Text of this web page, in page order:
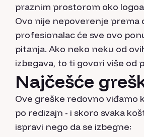
praznim prostorom oko logoa
Ovo nije nepoverenje prema
profesionalac će sve ovo
pitanja. Ako neko neku od
izbegava, to ti govori više od
Najčešće
Ove greške redovno viđamo
po redizajn - i skoro svaka
ispravi nego da se izbegne: